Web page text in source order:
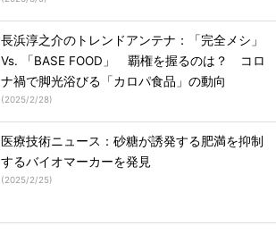
長浜淳之介のトレンドアンテナ：「完全メシ」
Vs. 「BASE FOOD」 覇権を握るのは？ コロ
ナ禍で脚光浴びる「カロパ食品」の動向
(2025/2/28)
医療技術ニュース：砂糖が誘発する肥満を抑制
するバイオマーカーを発見
(2025/2/25)